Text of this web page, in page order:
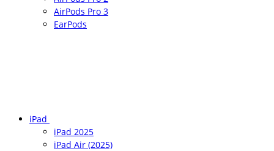
AirPods Pro 3
EarPods
iPad
iPad 2025
iPad Air (2025)